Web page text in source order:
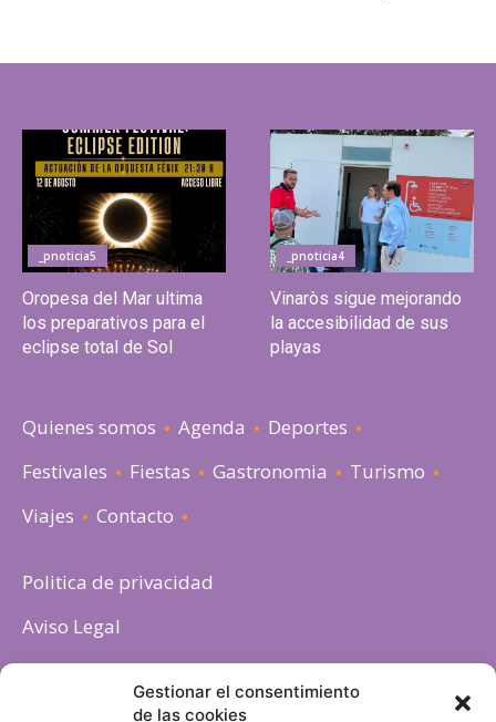
Gestionar el consentimiento
de las cookies
_pnoticia5
Oropesa del Mar ultima
los preparativos para el
eclipse total de Sol
_pnoticia4
Vinaròs sigue mejorando
la accesibilidad de sus
playas
Quienes somos Agenda
Deportes
Festivales
Fiestas Gastronomia
Turismo
Viajes
Contacto
Politica de privacidad
Aviso Legal
Política de cookies